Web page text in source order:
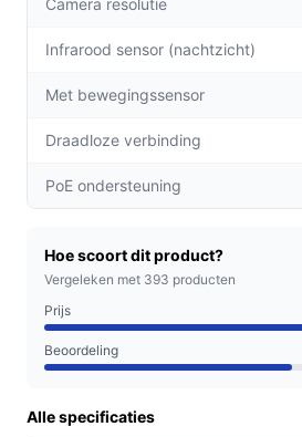
en volgt automatisch
Tweerichtingscommunicatie:
eenvoudig met je dierbaren
geïntegreerde spraakfunctie.
Voor welke doelgroep?
hun kinderen in de gaten willen
ondernemers die hun
je nu thuis bent of onderweg, met
altijd verbonden.
De EZVIZ TY2 onderscheidt zich
Camera resolutie
Infrarood sensor (nachtzicht)
Met bewegingssensor
Draadloze verbinding
PoE ondersteuning
Hoe scoort dit product?
Vergeleken met 393 producten
Prijs
Beoordeling
Alle specificaties